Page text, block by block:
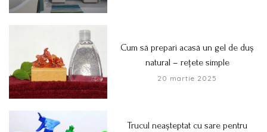
Cum să prepari acasă un gel de duș
natural – rețete simple
20 martie 2025
Trucul neașteptat cu sare pentru